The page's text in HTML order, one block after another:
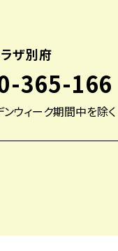
ザ別府
365-166
ウィーク期間中を除く